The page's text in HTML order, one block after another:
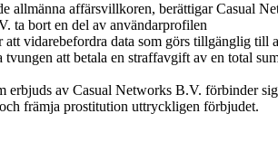
allmänna affärsvillkoren, berättigar Casual
ta bort en del av användarprofilen
vidarebefordra data som görs tillgänglig till
att betala en straffavgift av en total
av Casual Networks B.V. förbinder
främja prostitution uttryckligen förbjudet.